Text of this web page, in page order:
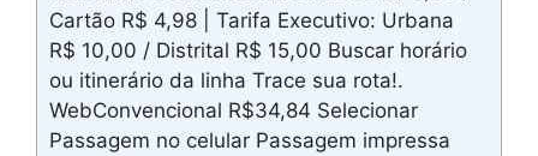
Cartão R$ 4,98 | Tarifa Executivo: Urbana
R$ 10,00 / Distrital R$ 15,00 Buscar horário
ou itinerário da linha Trace sua rota!.
WebConvencional R$34,84 Selecionar
Passagem no celular Passagem impressa